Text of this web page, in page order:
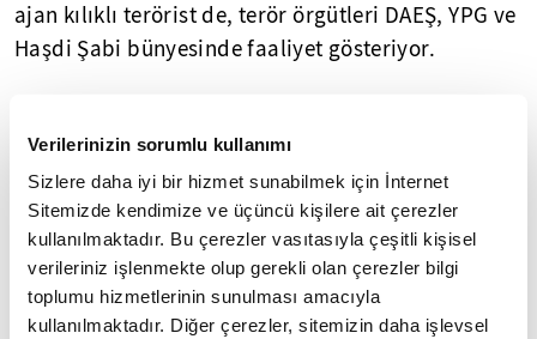
Verilerinizin sorumlu kullanımı
Sizlere daha iyi bir hizmet sunabilmek için İnternet
Sitemizde kendimize ve üçüncü kişilere ait çerezler
kullanılmaktadır. Bu çerezler vasıtasıyla çeşitli kişisel
verileriniz işlenmekte olup gerekli olan çerezler bilgi
toplumu hizmetlerinin sunulması amacıyla
kullanılmaktadır. Diğer çerezler, sitemizin daha işlevsel
ajan kılıklı terörist de, terör örgütleri DAEŞ, YPG ve
Haşdi Şabi bünyesinde faaliyet gösteriyor.
bahanesi ile birden çok ülkeye çöreklenen küresel
güçler, sömürü çarklarını döndürmek için yeni
kaynak arayışı içindeler.
Öte yandan; geçtiğimiz günlerde Didim'de
yakalanan İngiliz asıllı YPG'li terörist ve Habur
sınır kapısında yakalanan Fransız ajanın ardından,